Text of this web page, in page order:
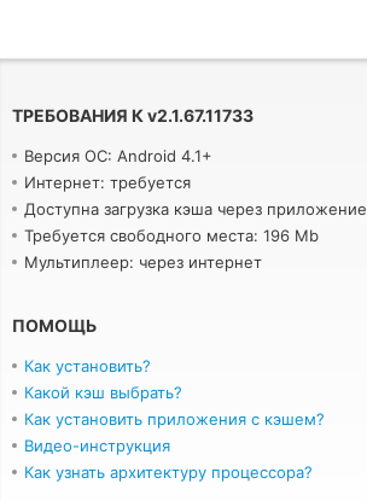
ТРЕБОВАНИЯ К v2.1.67.11733
Версия ОС: Android 4.1+
Интернет: требуется
Доступна загрузка кэша через приложение
Требуется свободного места: 196 Mb
Мультиплеер: через интернет
ПОМОЩЬ
Как установить?
Какой кэш выбрать?
Как установить приложения с кэшем?
Видео-инструкция
Как узнать архитектуру процессора?